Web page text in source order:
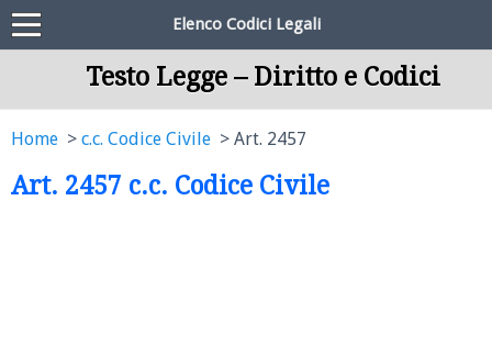
Elenco Codici Legali
Testo Legge – Diritto e Codici
Home c.c. Codice Civile Art. 2457
Art. 2457 c.c. Codice Civile